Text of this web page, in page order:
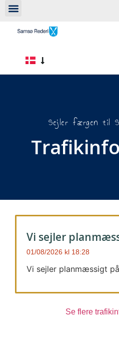
Sejler færgen til
Vi sejler
01/08/2026 18:28
Vi sejler planmæssigt
Se flere